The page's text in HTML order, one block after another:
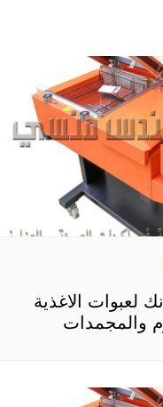
لعبوات الاغذية
والمجمدات